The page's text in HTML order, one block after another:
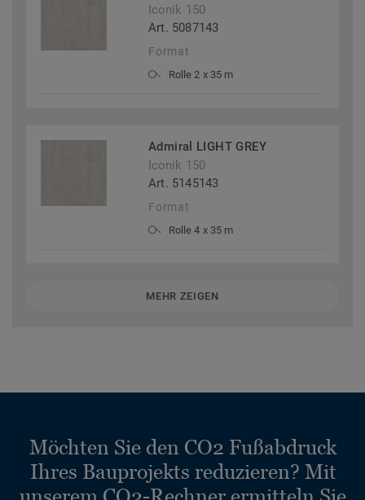
Iconik 150
Art. 5087143
Format
Rolle 2 x 35 m
Admiral LIGHT GREY
Iconik 150
Art. 5145143
Format
Rolle 4 x 35 m
MEHR ZEIGEN
Möchten Sie den CO2 Fußabdruck
Ihres Bauprojekts reduzieren? Mit